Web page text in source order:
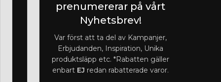
prenumererar på vårt
Nyhetsbrev!
Var först att ta del av Kampanjer,
Erbjudanden, Inspiration, Unika
produktsläpp etc. *Rabatten gäller
enbart EJ redan rabatterade varor.